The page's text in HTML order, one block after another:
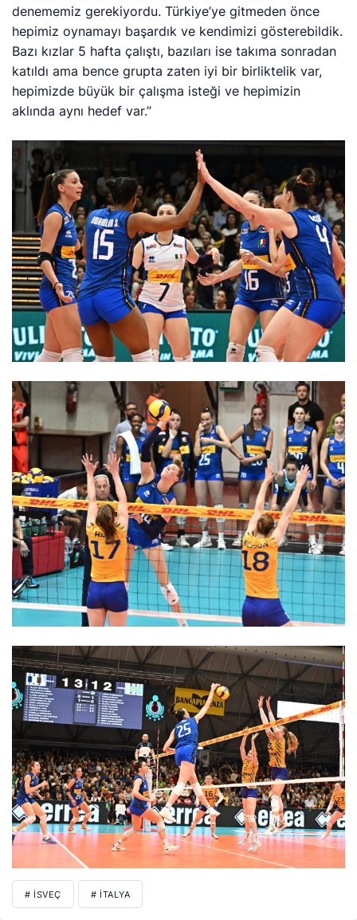
denememiz gerekiyordu. Türkiye’ye gitmeden önce
hepimiz oynamayı başardık ve kendimizi gösterebildik.
Bazı kızlar 5 hafta çalıştı, bazıları ise takıma sonradan
katıldı ama bence grupta zaten iyi bir birliktelik var,
hepimizde büyük bir çalışma isteği ve hepimizin
aklında aynı hedef var.”
# İSVEÇ # İTALYA